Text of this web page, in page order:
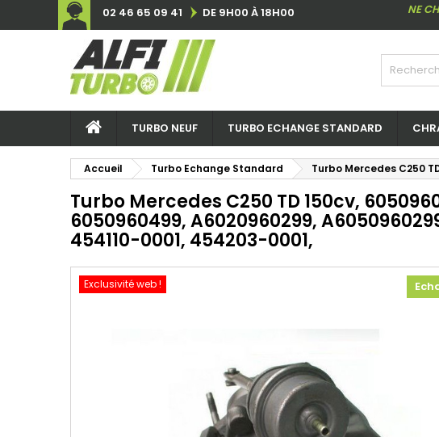
02 46 65 09 41 DE 9H00 À 18H00 NE
TURBO NEUF TURBO ECHANGE STANDARD
Accueil Turbo Echange Standard Turbo Mercedes C250
Turbo Mercedes C250 TD 150cv,
6050960499, A6020960299,
454110-0001, 454203-0001,
Exclusivité web !